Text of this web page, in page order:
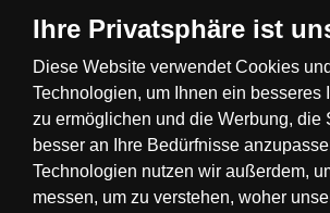
Česká republika Slovensko
Magyarország Österreich
Ihre Privatsphäre ist
Diese Website verwendet Cookies
Technologien, um Ihnen ein besseres
zu ermöglichen und die Werbung, die
besser an Ihre Bedürfnisse
Technologien nutzen wir außerdem,
messen, um zu verstehen, woher